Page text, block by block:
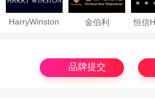
HarryWinston
金伯利
恒信
品牌提交